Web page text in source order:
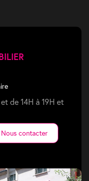
de 14H à 19H et
Nous contacter